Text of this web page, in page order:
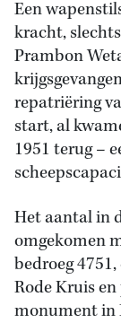
Een
kracht,
Prambon
repatriëring
start, al
1951 terug –
Het aantal in
omgekomen
bedroeg
Rode Kruis
monument in